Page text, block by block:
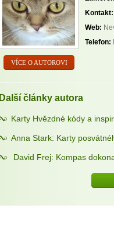
VÍCE O AUTOROVI
Kontakt:
Web:
Telefon:
Další články autora
Karty Hvězdné kódy a
Anna Stark: Karty
David Frej: Kompas